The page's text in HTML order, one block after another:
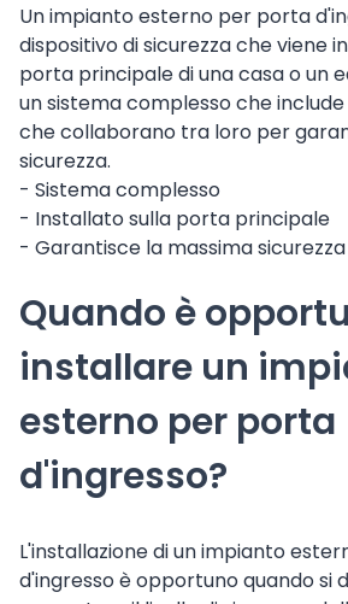
Un impianto esterno per porta
dispositivo di sicurezza che viene
porta principale di una casa o un
un sistema complesso che
che collaborano tra loro per
sicurezza.
- Sistema complesso
- Installato sulla porta principale
- Garantisce la massima sicurezza
Quando è
installare un
esterno per porta
d'ingresso?
L'installazione di un impianto
d'ingresso è opportuno quando si